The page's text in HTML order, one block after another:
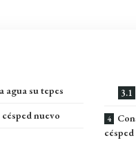
agua su tepes
nuevo